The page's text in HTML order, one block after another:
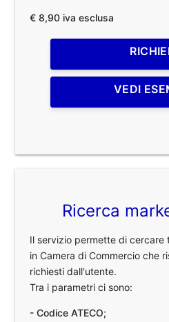
€ 8,90 iva esclusa
VEDI
Ricerca
Il servizio permette di
in Camera di Commercio che
richiesti dall'utente.
Tra i parametri ci sono:
- Codice ATECO;